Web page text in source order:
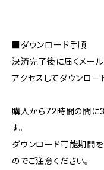
■ダウンロード手順
決済完了後に届くメー
アクセスしてダウンロー
購入から72時間の間に
す。
ダウンロード可能期間
のでご注意ください。